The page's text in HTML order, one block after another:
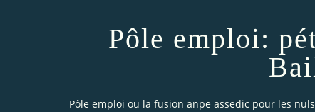
Pôle emploi:
Pôle emploi ou la fusion anpe assedic pour les nuls